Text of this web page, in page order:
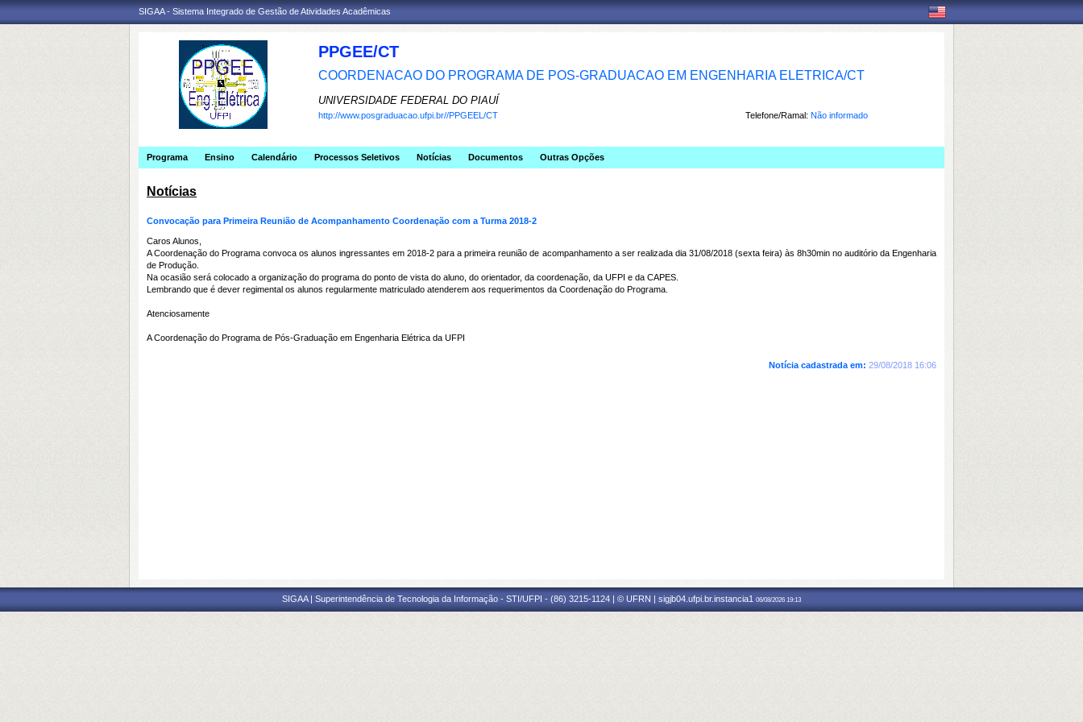
SIGAA - Sistema Integrado de Gestão de Atividades Acadêmicas
PPGEE/CT
COORDENACAO DO PROGRAMA DE POS-GRADUACAO EM ENGENHARIA ELETRICA/CT
UNIVERSIDADE FEDERAL DO PIAUÍ
Telefone/Ramal: Não informado
http://www.posgraduacao.ufpi.br//PPGEEL/CT
Programa Ensino Calendário Processos Seletivos Notícias Documentos Outras Opções
Notícias
Convocação para Primeira Reunião de Acompanhamento Coordenação com a Turma 2018-2
Caros Alunos,
A Coordenação do Programa convoca os alunos ingressantes em 2018-2 para a primeira reunião de acompanhamento a ser realizada dia 31/08/2018 (sexta feira) às 8h30min no auditório da Engenharia
de Produção.
Na ocasião será colocado a organização do programa do ponto de vista do aluno, do orientador, da coordenação, da UFPI e da CAPES.
Lembrando que é dever regimental os alunos regularmente matriculado atenderem aos requerimentos da Coordenação do Programa.
Atenciosamente
A Coordenação do Programa de Pós-Graduação em Engenharia Elétrica da UFPI
Notícia cadastrada em: 29/08/2018 16:06
SIGAA | Superintendência de Tecnologia da Informação - STI/UFPI - (86) 3215-1124 | © UFRN | sigjb04.ufpi.br.instancia1 06/08/2026 19:13